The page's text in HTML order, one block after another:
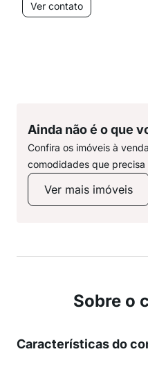
Ver contato
Ainda não é o que
Confira os imóveis à
comodidades que
Ver mais imóveis
Sobre o
Características do